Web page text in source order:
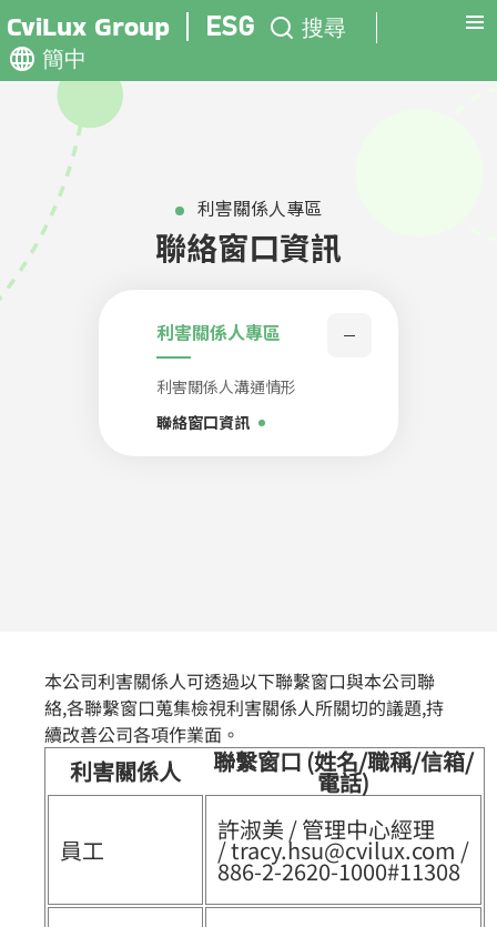
CviLux Group ESG 搜尋
利害關係人專區
聯絡窗口資訊
利害關係人專區
利害關係人溝通情形
聯絡窗口資訊
本公司利害關係人可透過以下聯繫窗口與本公司聯
絡,各聯繫窗口蒐集檢視利害關係人所關切的議題,持
續改善公司各項作業面。
利害關係人 聯繫窗口 (姓名/職稱/信箱/
電話)
員工
許淑美 / 管理中心經理
/ tracy.hsu@cvilux.com /
886-2-2620-1000#11308